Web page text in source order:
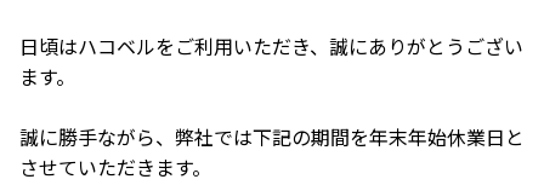
日頃はハコベルをご利用いただき、誠にありがとうござい
ます。
誠に勝手ながら、弊社では下記の期間を年末年始休業日と
させていただきます。